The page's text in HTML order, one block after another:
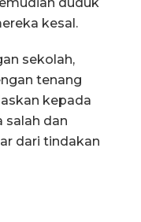
kesal.
sekolah,
tenang
kepada
salah dan
dari tindakan